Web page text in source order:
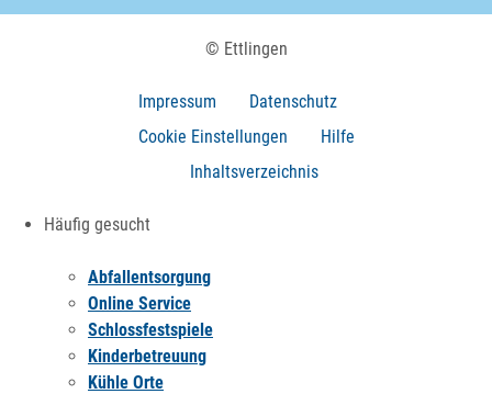
© Ettlingen
Impressum
Datenschutz
Cookie Einstellungen
Hilfe
Inhaltsverzeichnis
Häufig gesucht
Abfallentsorgung
Online Service
Schlossfestspiele
Kinderbetreuung
Kühle Orte